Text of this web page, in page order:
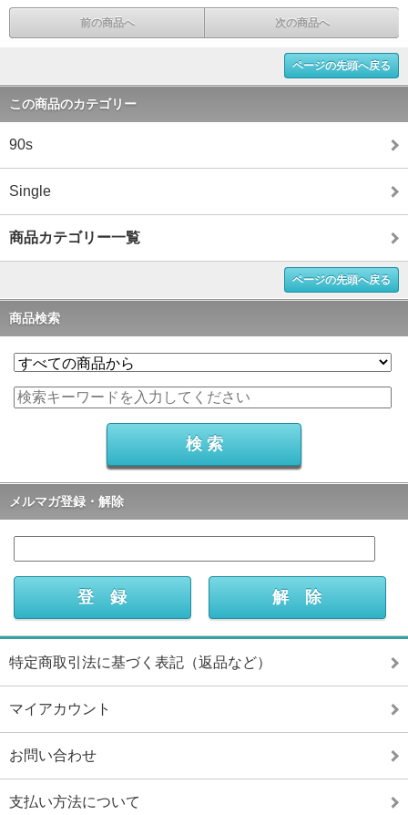
前の商品へ 次の商品へ
ページの先頭へ戻る
この商品のカテゴリー
90s
Single
商品カテゴリー一覧
ページの先頭へ戻る
商品検索
メルマガ登録・解除
特定商取引法に基づく表記（返品など）
マイアカウント
お問い合わせ
支払い方法について